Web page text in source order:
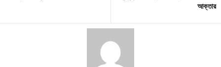
আক্তার